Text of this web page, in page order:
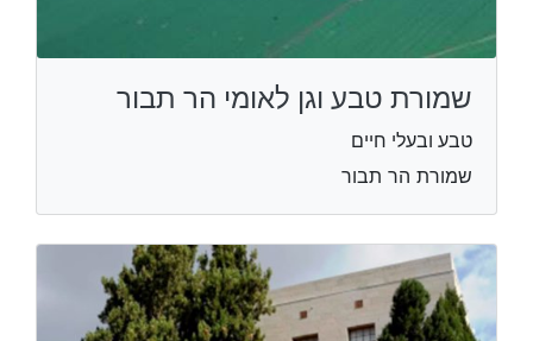
שמורת טבע וגן לאומי הר תבור
טבע ובעלי חיים
שמורת הר תבור